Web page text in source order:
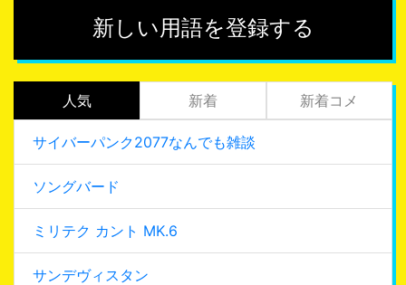
新しい用語を登録する
人気 新着 新着コメ
サイバーパンク2077なんでも雑談
ソングバード
ミリテク カント MK.6
サンデヴィスタン